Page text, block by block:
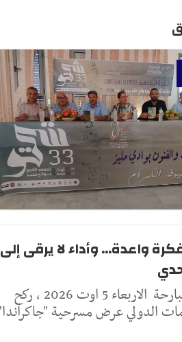
واعدة... وأداء لا يرقى إلى
احتضن، ليلة البارحة الاربعاء 5 اوت 2026 ، ركح
الدولي عرض مسرحية